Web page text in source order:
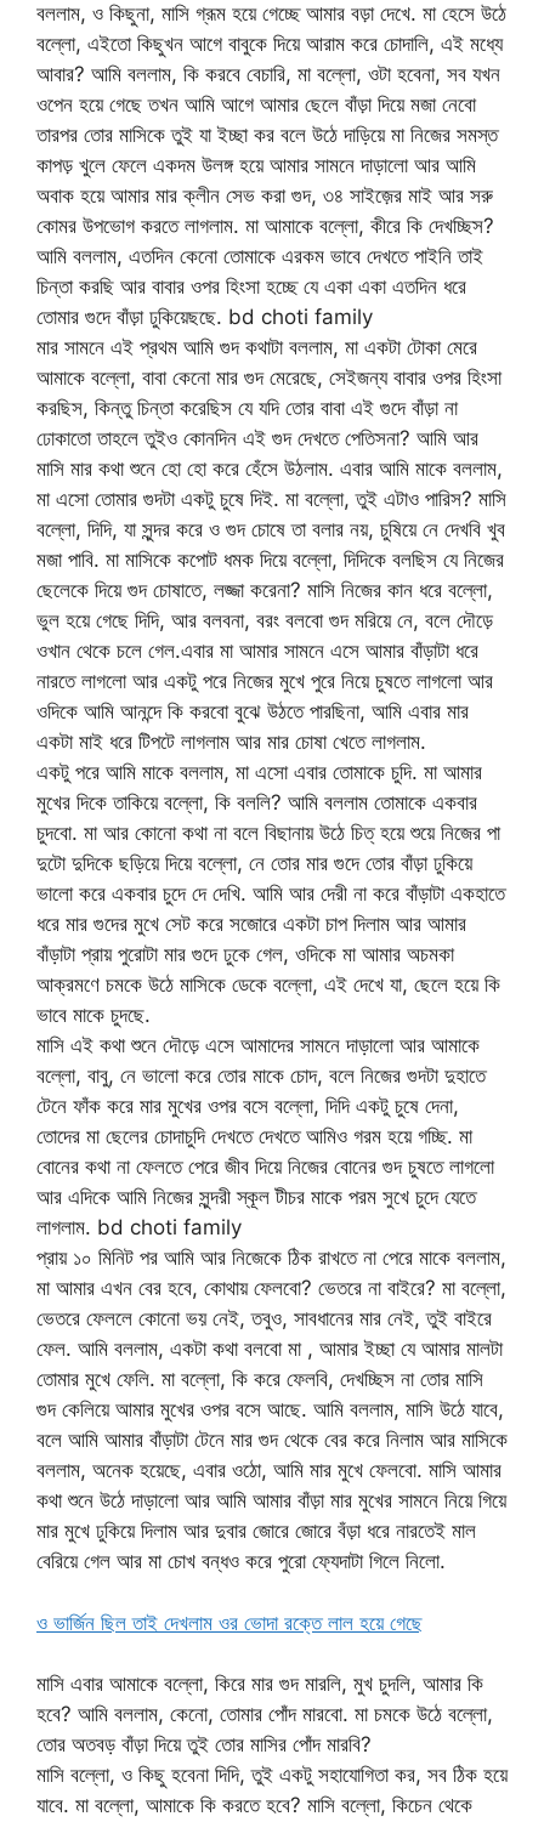
বললাম, ও কিছুনা, মাসি গ্রূম হয়ে গেচ্ছে আমার বড়া দেখে. মা হেসে উঠে
বল্লো, এইতো কিছুখন আগে বাবুকে দিয়ে আরাম করে চোদালি, এই মধ্যে
আবার? আমি বললাম, কি করবে বেচারি, মা বল্লো, ওটা হবেনা, সব যখন
ওপেন হয়ে গেছে তখন আমি আগে আমার ছেলে বাঁড়া দিয়ে মজা নেবো
তারপর তোর মাসিকে তুই যা ইচ্ছা কর বলে উঠে দাড়িয়ে মা নিজের সমস্ত
কাপড় খুলে ফেলে একদম উলঙ্গ হয়ে আমার সামনে দাড়ালো আর আমি
অবাক হয়ে আমার মার ক্লীন সেভ করা গুদ, ৩৪ সাইজ়ের মাই আর সরু
কোমর উপভোগ করতে লাগলাম. মা আমাকে বল্লো, কীরে কি দেখচ্ছিস?
আমি বললাম, এতদিন কেনো তোমাকে এরকম ভাবে দেখতে পাইনি তাই
চিন্তা করছি আর বাবার ওপর হিংসা হচ্ছে যে একা একা এতদিন ধরে
তোমার গুদে বাঁড়া ঢুকিয়েছছে. bd choti family
মার সামনে এই প্রথম আমি গুদ কথাটা বললাম, মা একটা টোকা মেরে
আমাকে বল্লো, বাবা কেনো মার গুদ মেরেছে, সেইজন্য বাবার ওপর হিংসা
করছিস, কিন্তু চিন্তা করেছিস যে যদি তোর বাবা এই গুদে বাঁড়া না
ঢোকাতো তাহলে তুইও কোনদিন এই গুদ দেখতে পেতিসনা? আমি আর
মাসি মার কথা শুনে হো হো করে হেঁসে উঠলাম. এবার আমি মাকে বললাম,
মা এসো তোমার গুদটা একটু চুষে দিই. মা বল্লো, তুই এটাও পারিস? মাসি
বল্লো, দিদি, যা সুন্দর করে ও গুদ চোষে তা বলার নয়, চুষিয়ে নে দেখবি খুব
মজা পাবি. মা মাসিকে কপোট ধমক দিয়ে বল্লো, দিদিকে বলছিস যে নিজের
ছেলেকে দিয়ে গুদ চোষাতে, লজ্জা করেনা? মাসি নিজের কান ধরে বল্লো,
ভুল হয়ে গেছে দিদি, আর বলবনা, বরং বলবো গুদ মরিয়ে নে, বলে দৌড়ে
ওখান থেকে চলে গেল.এবার মা আমার সামনে এসে আমার বাঁড়াটা ধরে
নারতে লাগলো আর একটু পরে নিজের মুখে পুরে নিয়ে চুষতে লাগলো আর
ওদিকে আমি আনন্দে কি করবো বুঝে উঠতে পারছিনা, আমি এবার মার
একটা মাই ধরে টিপটে লাগলাম আর মার চোষা খেতে লাগলাম.
একটু পরে আমি মাকে বললাম, মা এসো এবার তোমাকে চুদি. মা আমার
মুখের দিকে তাকিয়ে বল্লো, কি বললি? আমি বললাম তোমাকে একবার
চুদবো. মা আর কোনো কথা না বলে বিছানায় উঠে চিত্ হয়ে শুয়ে নিজের পা
দুটো দুদিকে ছড়িয়ে দিয়ে বল্লো, নে তোর মার গুদে তোর বাঁড়া ঢুকিয়ে
ভালো করে একবার চুদে দে দেখি. আমি আর দেরী না করে বাঁড়াটা একহাতে
ধরে মার গুদের মুখে সেট করে সজোরে একটা চাপ দিলাম আর আমার
বাঁড়াটা প্রায় পুরোটা মার গুদে ঢুকে গেল, ওদিকে মা আমার অচমকা
আক্রমণে চমকে উঠে মাসিকে ডেকে বল্লো, এই দেখে যা, ছেলে হয়ে কি
ভাবে মাকে চুদছে.
মাসি এই কথা শুনে দৌড়ে এসে আমাদের সামনে দাড়ালো আর আমাকে
বল্লো, বাবু, নে ভালো করে তোর মাকে চোদ, বলে নিজের গুদটা দুহাতে
টেনে ফাঁক করে মার মুখের ওপর বসে বল্লো, দিদি একটু চুষে দেনা,
তোদের মা ছেলের চোদাচুদি দেখতে দেখতে আমিও গরম হয়ে গচ্ছি. মা
বোনের কথা না ফেলতে পেরে জীব দিয়ে নিজের বোনের গুদ চুষতে লাগলো
আর এদিকে আমি নিজের সুন্দরী স্কূল টীচর মাকে পরম সুখে চুদে যেতে
লাগলাম. bd choti family
প্রায় ১০ মিনিট পর আমি আর নিজেকে ঠিক রাখতে না পেরে মাকে বললাম,
মা আমার এখন বের হবে, কোথায় ফেলবো? ভেতরে না বাইরে? মা বল্লো,
ভেতরে ফেললে কোনো ভয় নেই, তবুও, সাবধানের মার নেই, তুই বাইরে
ফেল. আমি বললাম, একটা কথা বলবো মা , আমার ইচ্ছা যে আমার মালটা
তোমার মুখে ফেলি. মা বল্লো, কি করে ফেলবি, দেখচ্ছিস না তোর মাসি
গুদ কেলিয়ে আমার মুখের ওপর বসে আছে. আমি বললাম, মাসি উঠে যাবে,
বলে আমি আমার বাঁড়াটা টেনে মার গুদ থেকে বের করে নিলাম আর মাসিকে
বললাম, অনেক হয়েছে, এবার ওঠো, আমি মার মুখে ফেলবো. মাসি আমার
কথা শুনে উঠে দাড়ালো আর আমি আমার বাঁড়া মার মুখের সামনে নিয়ে গিয়ে
মার মুখে ঢুকিয়ে দিলাম আর দুবার জোরে জোরে বঁড়া ধরে নারতেই মাল
বেরিয়ে গেল আর মা চোখ বন্ধও করে পুরো ফ্যেদাটা গিলে নিলো.
ও ভার্জিন ছিল তাই দেখলাম ওর ভোদা রক্তে লাল হয়ে গেছে
মাসি এবার আমাকে বল্লো, কিরে মার গুদ মারলি, মুখ চুদলি, আমার কি
হবে? আমি বললাম, কেনো, তোমার পোঁদ মারবো. মা চমকে উঠে বল্লো,
তোর অতবড় বাঁড়া দিয়ে তুই তোর মাসির পোঁদ মারবি?
মাসি বল্লো, ও কিছু হবেনা দিদি, তুই একটু সহাযোগিতা কর, সব ঠিক হয়ে
যাবে. মা বল্লো, আমাকে কি করতে হবে? মাসি বল্লো, কিচেন থেকে